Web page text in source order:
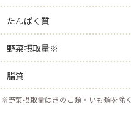
たんぱく質
野菜摂取量※
脂質
※野菜摂取量はきのこ類・いも類を除く